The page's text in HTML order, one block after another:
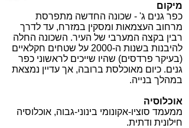
מיקום
כפר גנים ג' - שכונה החדשה מתפרסת
מרחוב העצמאות ומסקין במזרח, עד לדרך
רבין בקצה המערבי של העיר. השכונה החלה
להיבנות בשנות ה-2000 על שטחים חקלאיים
(בעיקר פרדסים) שהיו שייכים לראשוני כפר
גנים. כיום מאוכלסת ברובה, אך עדיין נמצאת
במהלך בנייה.
אוכלוסיה
ממעמד סוציו-אקונומי בינוני-גבוה, אוכלוסיה
חילונית ודתית.